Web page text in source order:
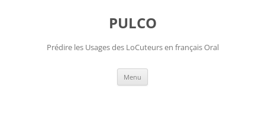
PULCO
Prédire les Usages des LoCuteurs en français Oral
Menu